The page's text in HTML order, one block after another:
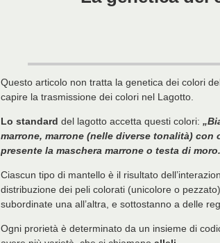
Questo articolo non tratta la genetica dei colori
capire la trasmissione dei colori nel Lagotto.
Lo standard del lagotto accetta questi colori:
marrone, marrone (nelle diverse tonalità)
presente la maschera marrone o testa di
Ciascun tipo di mantello è il risultato
distribuzione dei peli colorati (unicolore o
subordinate una all’altra, e sottostanno a delle
Ogni prorietà è determinato da un insieme di